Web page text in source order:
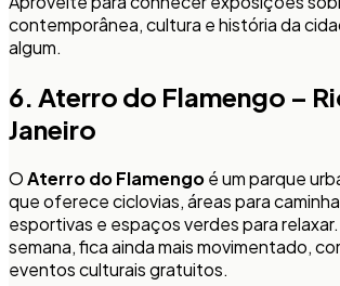
contemporânea, cultura e história da
algum.
6. Aterro do Flamengo –
Janeiro
OAterro do Flamengoé um parque
que oferece ciclovias, áreas para
esportivas e espaços verdes para
semana, fica ainda mais movimentado,
eventos culturais gratuitos.